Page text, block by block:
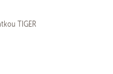
TIGER